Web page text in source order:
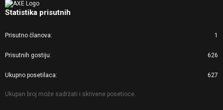
Statistika prisutnih
Prisutno članova 1
Prisutnih gostiju 626
Ukupno posetilaca 627
Ukupan broj može sadržati i skrivene posetioce.